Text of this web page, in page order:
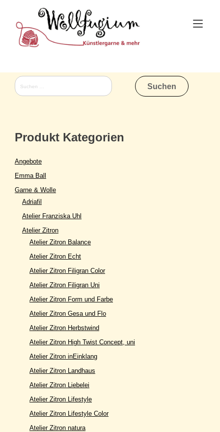
content
Suchen
nach:
Produkt Kategorien
Angebote
Emma Ball
Garne & Wolle
Adriafil
Atelier Franziska Uhl
Atelier Zitron
Atelier Zitron Balance
Atelier Zitron Echt
Atelier Zitron Filigran Color
Atelier Zitron Filigran Uni
Atelier Zitron Form und Farbe
Atelier Zitron Gesa und Flo
Atelier Zitron Herbstwind
Atelier Zitron High Twist Concept, uni
Atelier Zitron inEinklang
Atelier Zitron Landhaus
Atelier Zitron Liebelei
Atelier Zitron Lifestyle
Atelier Zitron Lifestyle Color
Atelier Zitron natura